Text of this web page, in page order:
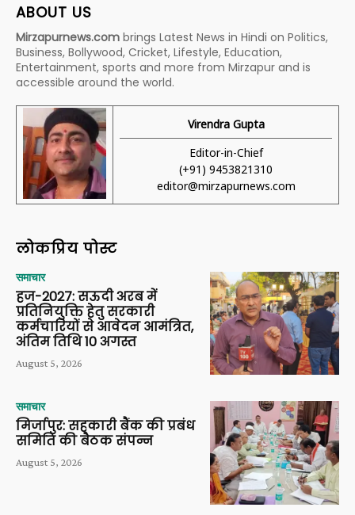
ABOUT US
Mirzapurnews.com brings Latest News in Hindi on Politics,
Business, Bollywood, Cricket, Lifestyle, Education,
Entertainment, sports and more from Mirzapur and is
accessible around the world.
Virendra Gupta
Editor-in-Chief
(+91) 9453821310
editor@mirzapurnews.com
लोकप्रिय पोस्ट
समाचार
हज-2027: सऊदी अरब में
प्रतिनियुक्ति हेतु सरकारी
कर्मचारियों से आवेदन आमंत्रित,
अंतिम तिथि 10 अगस्त
August 5, 2026
समाचार
मिर्जापुर: सहकारी बैंक की प्रबंध
समिति की बैठक संपन्न
August 5, 2026